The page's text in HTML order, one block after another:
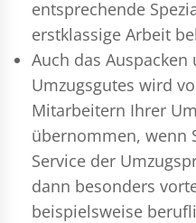
entsprechende
erstklassige Arbeit
Auch das
Umzugsgutes wird
Mitarbeitern Ihrer
übernommen, wenn
Service der
dann besonders
beispielsweise